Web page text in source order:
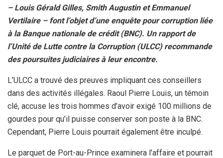
– Louis Gérald Gilles, Smith Augustin et Emmanuel
Vertilaire – font l’objet d’une enquête pour corruption liée
à la Banque nationale de crédit (BNC). Un rapport de
l’Unité de Lutte contre la Corruption (ULCC) recommande
des poursuites judiciaires à leur encontre.
L’ULCC a trouvé des preuves impliquant ces conseillers
dans des activités illégales. Raoul Pierre Louis, un témoin
clé, accuse les trois hommes d’avoir exigé 100 millions de
gourdes pour qu’il puisse conserver son poste à la BNC.
Cependant, Pierre Louis pourrait également être inculpé.
Le parquet de Port-au-Prince examinera l’affaire et pourrait